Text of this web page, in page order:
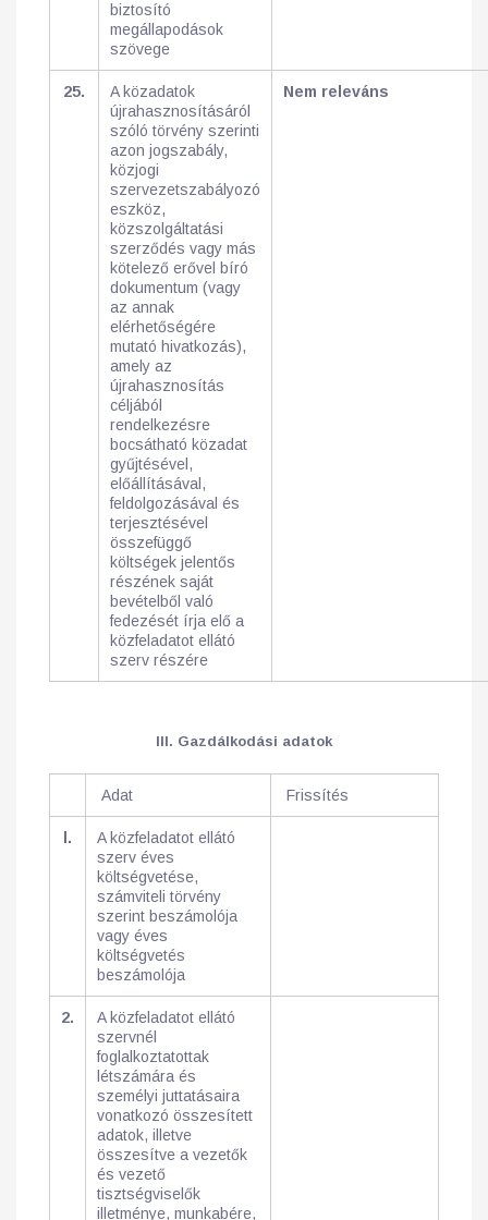
biztosító
megállapodások
szövege
25.
A közadatok
újrahasznosításáról
szóló törvény szerinti
azon jogszabály,
közjogi
szervezetszabályozó
eszköz,
közszolgáltatási
szerződés vagy más
kötelező erővel bíró
dokumentum (vagy
az annak
elérhetőségére
mutató hivatkozás),
amely az
újrahasznosítás
céljából
rendelkezésre
bocsátható közadat
gyűjtésével,
előállításával,
feldolgozásával és
terjesztésével
összefüggő
költségek jelentős
részének saját
bevételből való
fedezését írja elő a
közfeladatot ellátó
szerv részére
Nem releváns
III. Gazdálkodási adatok
Adat Frissítés
l.
A közfeladatot ellátó
szerv éves
költségvetése,
számviteli törvény
szerint beszámolója
vagy éves
költségvetés
beszámolója
2.
A közfeladatot ellátó
szervnél
foglalkoztatottak
létszámára és
személyi juttatásaira
vonatkozó összesített
adatok, illetve
összesítve a vezetők
és vezető
tisztségviselők
illetménye, munkabére,